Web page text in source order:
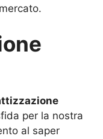
per la nostra
al saper